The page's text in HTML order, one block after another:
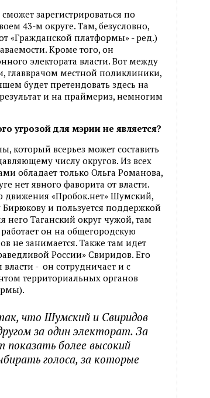
зарегистрироваться по
43-м округе. Там, безусловно,
«Гражданской платформы» - ред.)
Кроме того, он
электората власти. Вот между
местной поликлиники,
будет претендовать здесь на
и на праймериз, немногим
угрозой для мэрии не является?
который всерьез может составить
числу округов. Из всех
обладает только Ольга Романова,
нет явного фаворита от власти.
движения «Пробок.нет» Шумский,
Бирюкову и пользуется поддержкой
него Таганский округ чужой, там
он на общегородскую
не занимается. Также там идет
России» Свиридов. Его
- он сотрудничает и с
территориальных органов
что Шумский и Свиридов
за один электорат. За
более высокий
голоса, за которые